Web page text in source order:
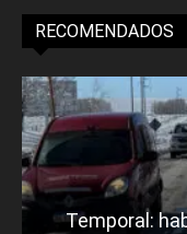
RECOMENDADOS
Temporal: